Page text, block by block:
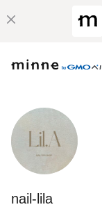
nail-lila